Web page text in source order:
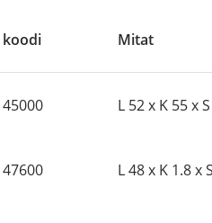
koodi Mitat
45000 L 52 x K 55 x
47600 L 48 x K 1.8 x